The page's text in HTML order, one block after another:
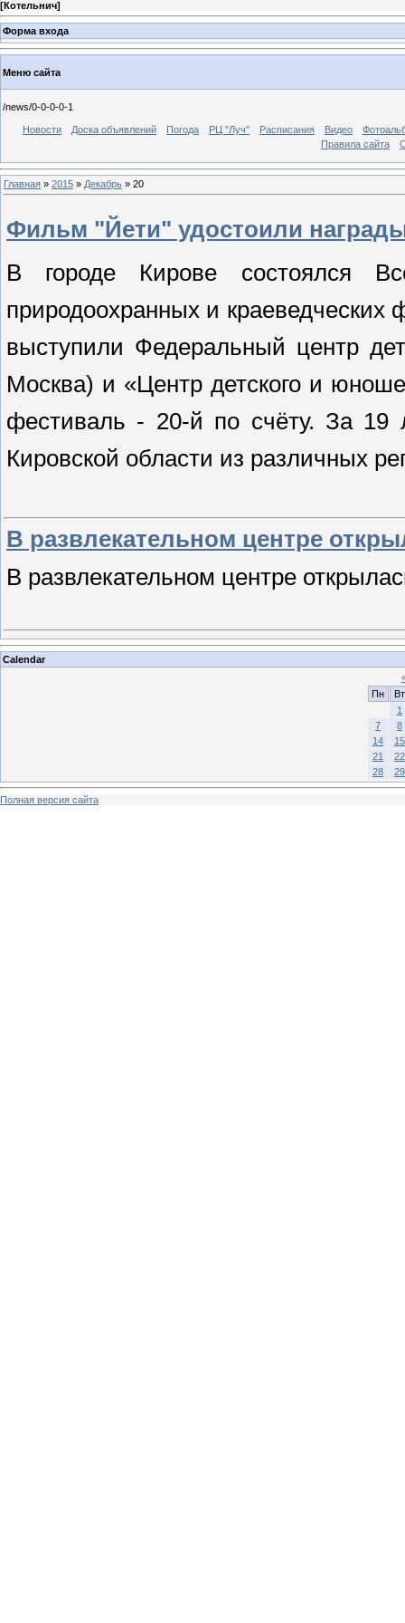
[Котельнич]
Форма входа
Меню сайта
/news/0-0-0-0-1
Новости Доска объявлений Погода РЦ "Луч" Расписания Видео
Правила сайта
Главная » 2015 » Декабрь » 20
Фильм "Йети" удостоили
В городе Кирове состоялся
природоохранных и
выступили Федеральный центр
Москва) и «Центр детского и
фестиваль - 20-й по счёту. За
Кировской области из различных
В развлекательном центре
В развлекательном центре
Calendar
Пн
Вт
1
7
8
14
15
21
22
28
29
Полная версия сайта